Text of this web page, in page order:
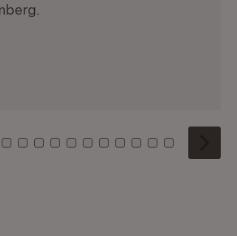
0 1 2
Kachel: 3
Zu Kachel: 4
Zu Kachel: 5
Zu Kachel: 6
Zu Kachel: 7
Zu Kachel: 8
Zu Kachel: 9
Zu Kachel: 10
Zu Kachel: 11
Zu Kachel: 12
Zu Kachel:
Zu